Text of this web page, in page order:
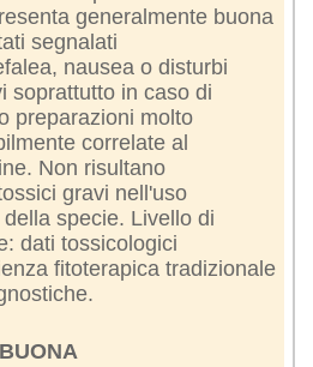
generalmente buona
segnalati
nausea o disturbi
soprattutto in caso di
preparazioni molto
correlate al
Non risultano
gravi nell'uso
specie. Livello di
dati tossicologici
fitoterapica tradizionale
BUONA